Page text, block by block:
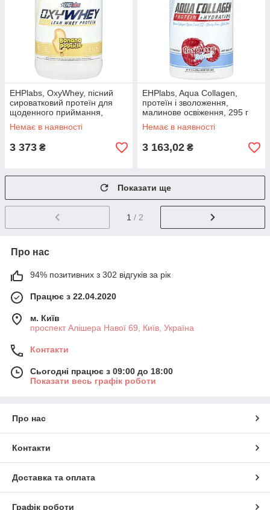
EHPlabs, OxyWhey, пісний
сироватковий протеїн для
щоденного приймання,
бананове морозиво, 825 г
(1,82 фунта)
Немає в наявності
3 373 ₴
EHPlabs, Aqua Collagen,
протеїн і зволоження,
малинове освіження, 295 г
(10,4 унції)
Немає в наявності
3 163,02 ₴
Показати ще
1 / 2
Про нас
94% позитивних з 302 відгуків за рік
Працює з 22.04.2020
м. Київ
проспект Алішера Навої 69, Київ, Україна
Контакти
Сьогодні працює з 09:00 до 18:00
Показати весь графік роботи
Про нас
Контакти
Доставка та оплата
Графік роботи